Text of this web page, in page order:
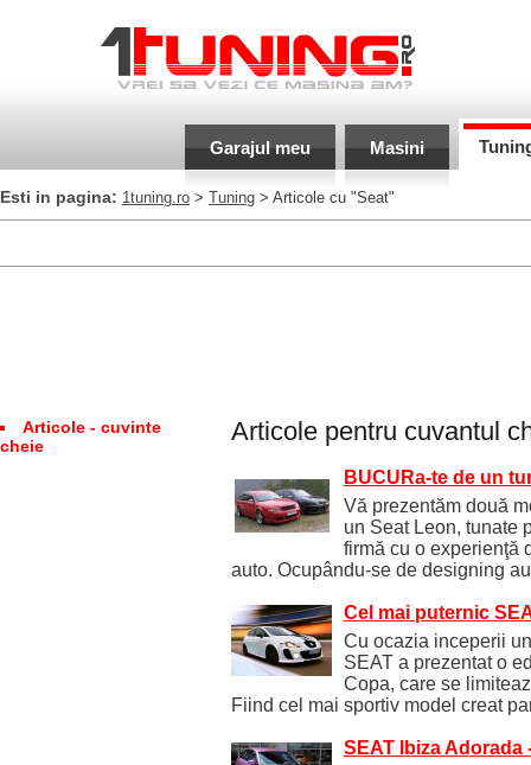
Garajul meu Masini
Esti in pagina: 1tuning.ro > Tuning > Articole cu "Seat"
Articole - cuvinte
cheie
Articole pentru cuvantul
BUCURa-te de un
Vă prezentăm două
un Seat Leon, tunate
firmă cu o experienţă
auto. Ocupându-se de designing
Cel mai puternic
Cu ocazia inceperii
SEAT a prezentat o
Copa, care se
Fiind cel mai sportiv model creat
SEAT Ibiza